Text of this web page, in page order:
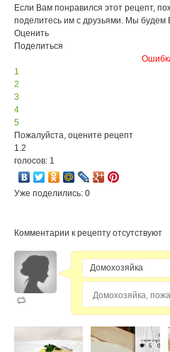
Если Вам понравился этот рецепт,
поделитесь им с друзьями. Мы будем
Оценить
Поделиться
1
2
3
4
5
Пожалуйста, оцените рецепт
1.2
голосов: 1
Уже поделились: 0
Комментарии к рецепту отсутствуют